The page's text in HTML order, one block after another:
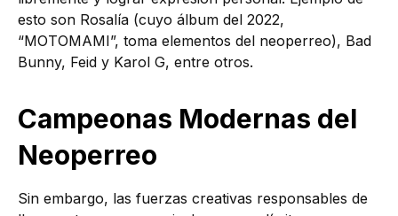
esto son Rosalía (cuyo álbum del 2022,
“MOTOMAMI”, toma elementos del neoperreo), Bad
Bunny, Feid y Karol G, entre otros.
Campeonas Modernas del
Neoperreo
Sin embargo, las fuerzas creativas responsables de